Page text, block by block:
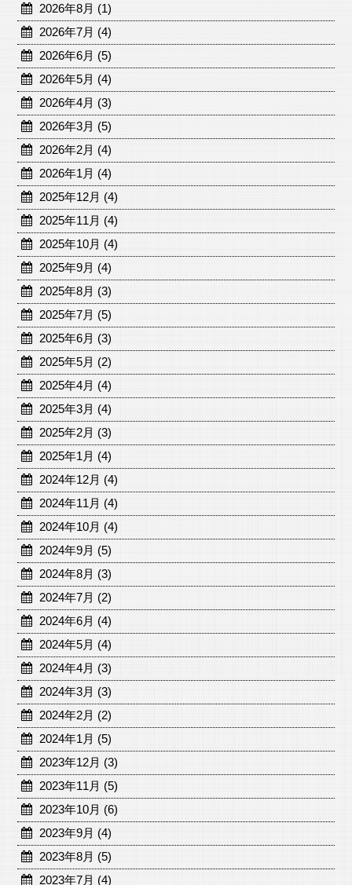
2026年8月 (1)
2026年7月 (4)
2026年6月 (5)
2026年5月 (4)
2026年4月 (3)
2026年3月 (5)
2026年2月 (4)
2026年1月 (4)
2025年12月 (4)
2025年11月 (4)
2025年10月 (4)
2025年9月 (4)
2025年8月 (3)
2025年7月 (5)
2025年6月 (3)
2025年5月 (2)
2025年4月 (4)
2025年3月 (4)
2025年2月 (3)
2025年1月 (4)
2024年12月 (4)
2024年11月 (4)
2024年10月 (4)
2024年9月 (5)
2024年8月 (3)
2024年7月 (2)
2024年6月 (4)
2024年5月 (4)
2024年4月 (3)
2024年3月 (3)
2024年2月 (2)
2024年1月 (5)
2023年12月 (3)
2023年11月 (5)
2023年10月 (6)
2023年9月 (4)
2023年8月 (5)
2023年7月 (4)